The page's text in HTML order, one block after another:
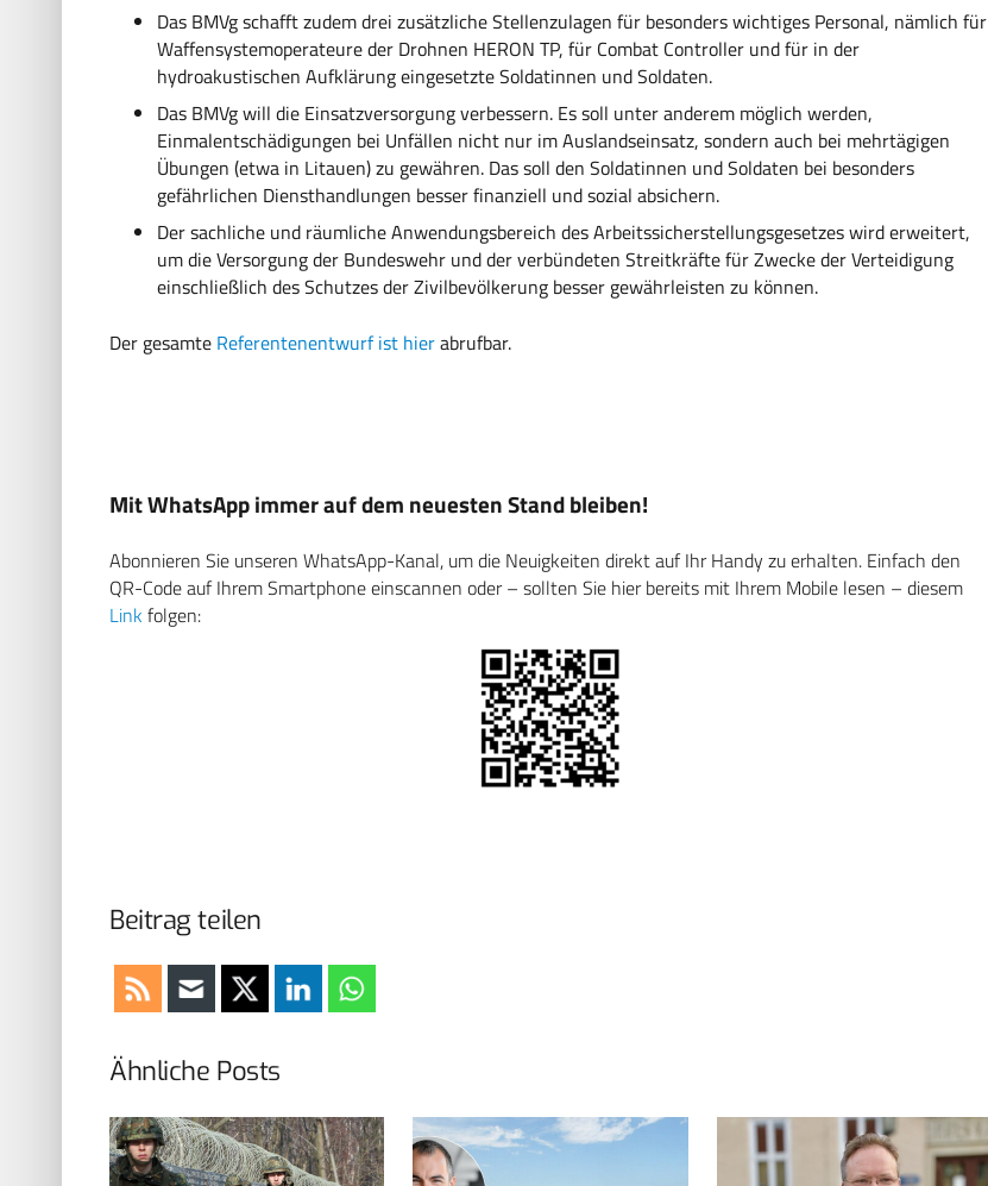
Das BMVg schafft zudem drei zusätzliche Stellenzulagen für besonders wichtiges Personal, nämlich für
Waffensystemoperateure der Drohnen HERON TP, für Combat Controller und für in der
hydroakustischen Aufklärung eingesetzte Soldatinnen und Soldaten.
Das BMVg will die Einsatzversorgung verbessern. Es soll unter anderem möglich werden,
Einmalentschädigungen bei Unfällen nicht nur im Auslandseinsatz, sondern auch bei mehrtägigen
Übungen (etwa in Litauen) zu gewähren. Das soll den Soldatinnen und Soldaten bei besonders
gefährlichen Diensthandlungen besser finanziell und sozial absichern.
Der sachliche und räumliche Anwendungsbereich des Arbeitssicherstellungsgesetzes wird erweitert,
um die Versorgung der Bundeswehr und der verbündeten Streitkräfte für Zwecke der Verteidigung
einschließlich des Schutzes der Zivilbevölkerung besser gewährleisten zu können.
Der gesamte Referentenentwurf ist hierabrufbar.
Mit WhatsApp immer auf dem neuesten Stand bleiben!
Abonnieren Sie unseren WhatsApp-Kanal, um die Neuigkeiten direkt auf Ihr Handy zu erhalten. Einfach den
QR-Code auf Ihrem Smartphone einscannen oder – sollten Sie hier bereits mit Ihrem Mobile lesen – diesem
Link folgen:
Beitrag teilen
Ähnliche Posts